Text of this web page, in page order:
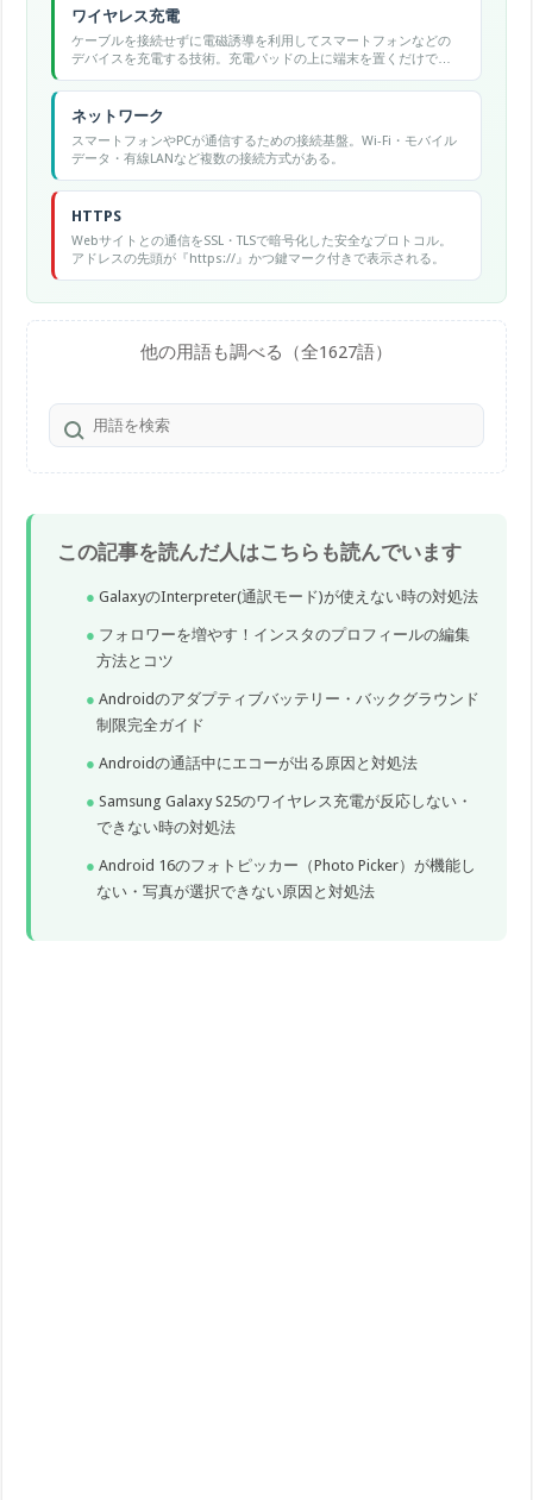
ワイヤレス充電
ケーブルを接続せずに電磁誘導を利用してスマートフォンなどの
デバイスを充電する技術。充電パッドの上に端末を置くだけで充
電が始まる。
ネットワーク
スマートフォンやPCが通信するための接続基盤。Wi-Fi・モバイル
データ・有線LANなど複数の接続方式がある。
HTTPS
Webサイトとの通信をSSL・TLSで暗号化した安全なプロトコル。
アドレスの先頭が『https://』かつ鍵マーク付きで表示される。
他の用語も調べる（全1627語）
この記事を読んだ人はこちらも読んでいます
GalaxyのInterpreter(通訳モード)が使えない時の対処法
フォロワーを増やす！インスタのプロフィールの編集
方法とコツ
Androidのアダプティブバッテリー・バックグラウンド
制限完全ガイド
Androidの通話中にエコーが出る原因と対処法
Samsung Galaxy S25のワイヤレス充電が反応しない・
できない時の対処法
Android 16のフォトピッカー（Photo Picker）が機能し
ない・写真が選択できない原因と対処法